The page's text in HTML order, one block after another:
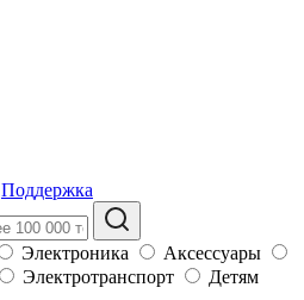
Поддержка
Электроника
Аксессуары
Электротранспорт Детям